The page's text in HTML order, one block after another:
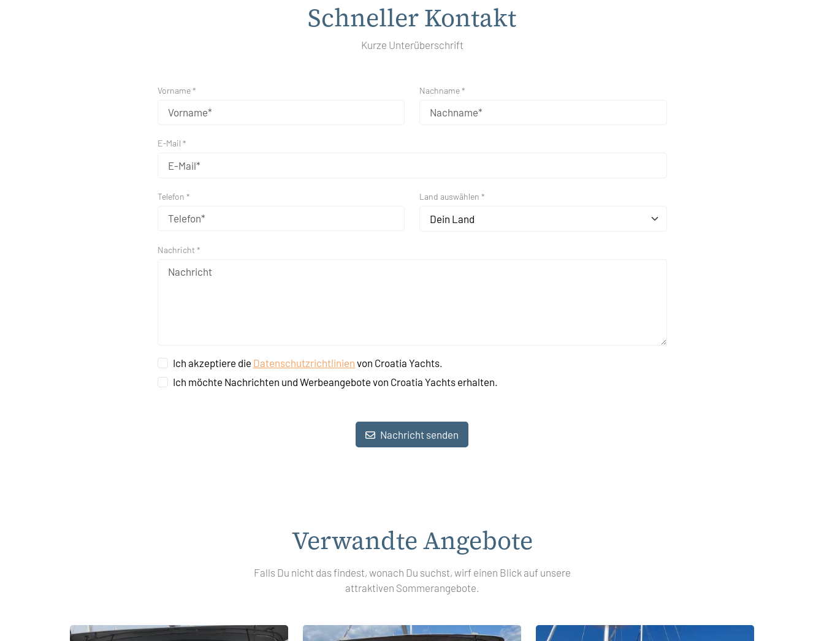
Schneller Kontakt
Kurze Unterüberschrift
Vorname * Nachname *
E-Mail *
Telefon * Land auswählen *
Dein Land
Nachricht *
Ich akzeptiere die Datenschutzrichtlinien von Croatia Yachts.
Ich möchte Nachrichten und Werbeangebote von Croatia Yachts erhalten.
Nachricht senden
Verwandte Angebote
Falls Du nicht das findest, wonach Du suchst, wirf einen Blick auf unsere
attraktiven Sommerangebote.